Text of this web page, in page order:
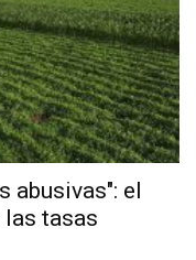
abusivas": el
las tasas